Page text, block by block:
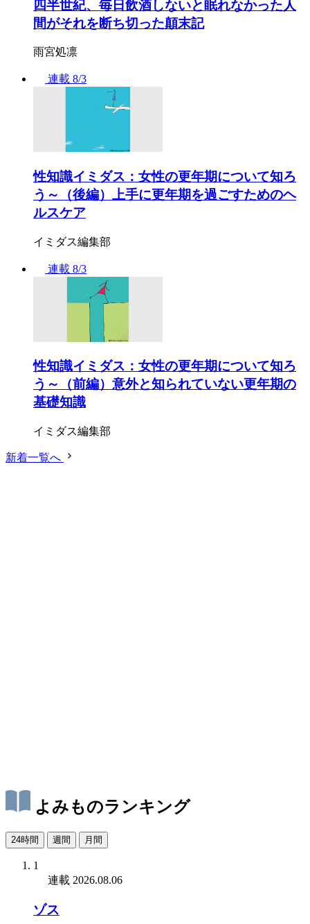
四半世紀、毎日飲酒しないと眠れなかった人
間がそれを断ち切った顛末記
雨宮処凛
連載 8/3
性知識イミダス：女性の更年期について知ろ
う～（後編）上手に更年期を過ごすためのヘ
ルスケア
イミダス編集部
連載 8/3
性知識イミダス：女性の更年期について知ろ
う～（前編）意外と知られていない更年期の
基礎知識
イミダス編集部
新着一覧へ
よみものランキング
24時間 週間 月間
1
連載 2026.08.06
ゾス